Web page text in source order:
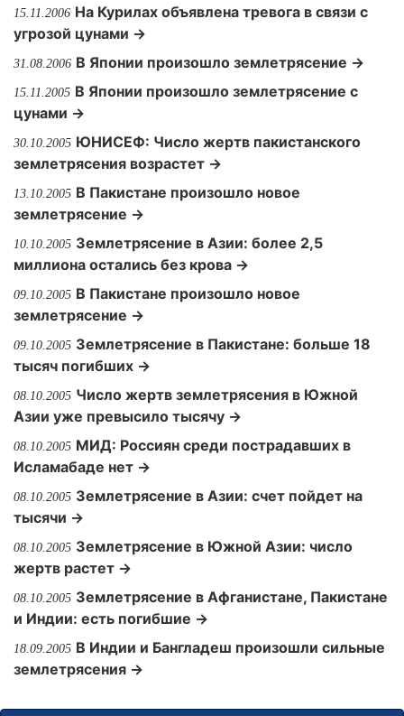
15.11.2006 На Курилах объявлена тревога в связи с
угрозой цунами →
31.08.2006 В Японии произошло землетрясение →
15.11.2005 В Японии произошло землетрясение с
цунами →
30.10.2005 ЮНИСЕФ: Число жертв пакистанского
землетрясения возрастет →
13.10.2005 В Пакистане произошло новое
землетрясение →
10.10.2005 Землетрясение в Азии: более 2,5
миллиона остались без крова →
09.10.2005 В Пакистане произошло новое
землетрясение →
09.10.2005 Землетрясение в Пакистане: больше 18
тысяч погибших →
08.10.2005 Число жертв землетрясения в Южной
Азии уже превысило тысячу →
08.10.2005 МИД: Россиян среди пострадавших в
Исламабаде нет →
08.10.2005 Землетрясение в Азии: счет пойдет на
тысячи →
08.10.2005 Землетрясение в Южной Азии: число
жертв растет →
08.10.2005 Землетрясение в Афганистане, Пакистане
и Индии: есть погибшие →
18.09.2005 В Индии и Бангладеш произошли сильные
землетрясения →